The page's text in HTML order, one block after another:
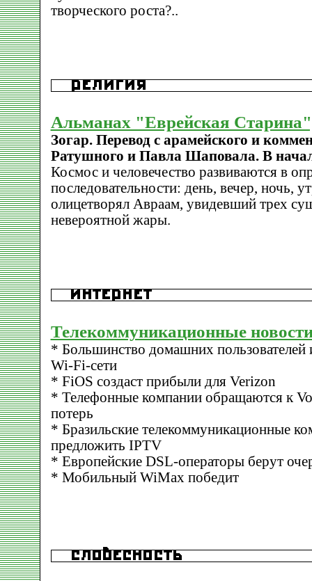
творческого роста?..
Альманах "Еврейская
Зогар. Перевод с арамейского и
Ратушного и Павла Шаповала. В
Космос и человечество развиваются в
последовательности: день, вечер, ночь,
олицетворял Авраам, увидевший трех
невероятной жары.
Телекоммуникационные
* Большинство домашних пользователей
Wi-Fi-сети
* FiOS создаст прибыли для Verizon
* Телефонные компании обращаются к
потерь
* Бразильские телекоммуникационные
предложить IPTV
* Европейские DSL-операторы берут
* Мобильный WiMax победит